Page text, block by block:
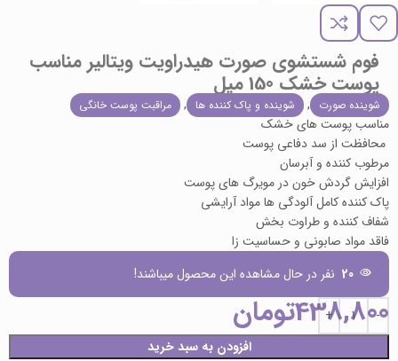
فوم شستشوی صورت هیدراویت ویتالیر مناسب
پوست خشک 150 میل
شوینده صورت , شوینده و پاک کننده ها , مراقبت پوست خانگی
مناسب پوست های خشک
محافظت از سد دفاعی پوست
مرطوب کننده و آبرسان
افزایش گردش خون در مویرگ های پوست
پاک کننده کامل آلودگی ها مواد آرایشی
شفاف کننده و طراوت بخش
فاقد مواد صابونی و حساسیت زا
20 نفر در حال مشاهده این محصول میباشند!
438,800تومان
افزودن به سبد خرید